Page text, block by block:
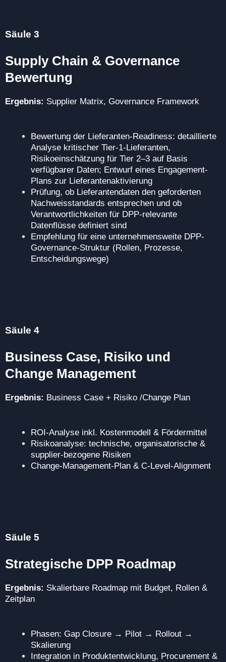
Säule 3
Supply Chain & Governance
Bewertung
Ergebnis: Supplier Matrix, Governance Framework
Bewertung der Lieferanten-Readiness: detaillierte
Analyse kritischer Tier-1-Lieferanten,
Risikoeinschätzung für Tier 2–3 auf Basis
verfügbarer Daten; Entwurf eines Engagement-
Plans zur Lieferantenaktivierung
Prüfung, ob Lieferantendaten den geforderten
Nachweisstandards entsprechen und ob
Verantwortlichkeiten für DPP-relevante
Datenflüsse definiert sind
Empfehlung für eine unternehmensweite DPP-
Governance-Struktur (Rollen, Prozesse,
Entscheidungswege)
Säule 4
Business Case, Risiko und
Change Management
Ergebnis: Business Case + Risiko /Change Plan
ROI‑Analyse inkl. Kostenmodell & Fördermittel
Risikoanalyse: technische, organisatorische &
supplier‑bezogene Risiken
Change‑Management‑Plan & C‑Level‑Alignment
Säule 5
Strategische DPP Roadmap
Ergebnis: Skalierbare Roadmap mit Budget, Rollen &
Zeitplan
Phasen: Gap Closure → Pilot → Rollout →
Skalierung
Integration in Produktentwicklung, Procurement &